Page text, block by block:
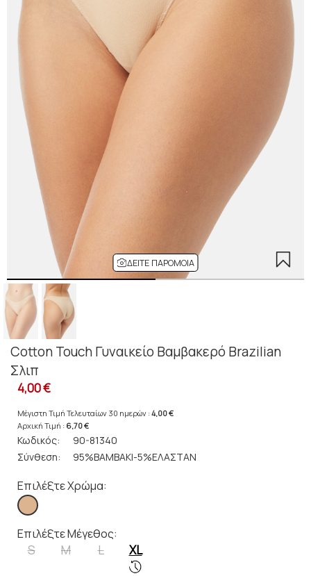
ΔΕΊΤΕ ΠΑΡΌΜΟΙΑ
Cotton Touch Γυναικείο Βαμβακερό Brazilian
Σλιπ
4,00 €
Μέγιστη Τιμή Τελευταίων 30 ημερών :4,00 €
Αρχική Τιμή : 6,70 €
Κωδικός:
90-81340
Σύνθεση:
95%ΒΑΜΒΑΚΙ-5%ΕΛΑΣΤΑΝ
Επιλέξτε Χρώμα:
Επιλέξτε Μέγεθος:
S M L XL